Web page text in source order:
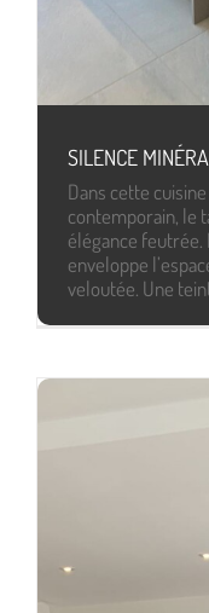
SILENCE
Dans cette
contemporain, le
élégance feutrée.
enveloppe
veloutée. Une